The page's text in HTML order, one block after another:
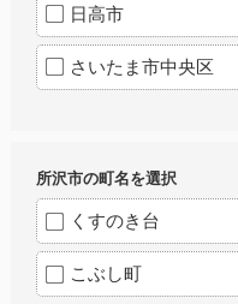
日高市
さいたま市中央区
所沢市の町名を選択
くすのき台
こぶし町